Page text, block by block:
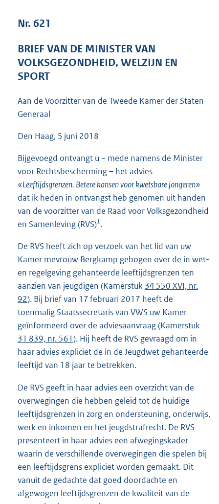
e
:
b
Nr. 621
BRIEF VAN DE MINISTER VAN
VOLKSGEZONDHEID, WELZIJN EN
SPORT
Aan de Voorzitter van de Tweede Kamer der Staten-
Generaal
Den Haag, 5 juni 2018
Bijgevoegd ontvangt u – mede namens de Minister
voor Rechtsbescherming – het advies
«Leeftijdsgrenzen. Betere kansen voor kwetsbare jongeren»
dat ik heden in ontvangst heb genomen uit handen
van de voorzitter van de Raad voor Volksgezondheid
en Samenleving (RVS)1.
De RVS heeft zich op verzoek van het lid van uw
Kamer mevrouw Bergkamp gebogen over de in wet-
en regelgeving gehanteerde leeftijdsgrenzen ten
aanzien van jeugdigen (Kamerstuk 34 550 XVI, nr.
92). Bij brief van 17 februari 2017 heeft de
toenmalig Staatssecretaris van VWS uw Kamer
geïnformeerd over de adviesaanvraag (Kamerstuk
31 839, nr. 561). Hij heeft de RVS gevraagd om in
haar advies expliciet de in de Jeugdwet gehanteerde
leeftijd van 18 jaar te betrekken.
De RVS geeft in haar advies een overzicht van de
overwegingen die hebben geleid tot de huidige
leeftijdsgrenzen in zorg en ondersteuning, onderwijs,
werk en inkomen en het jeugdstrafrecht. De RVS
presenteert in haar advies een afwegingskader
waarin de verschillende overwegingen die spelen bij
een leeftijdsgrens expliciet worden gemaakt. Dit
vanuit de gedachte dat goed doordachte en
afgewogen leeftijdsgrenzen de kwaliteit van de